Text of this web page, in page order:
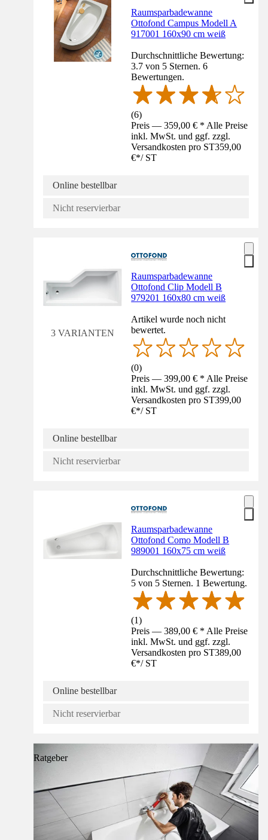
Raumsparbadewanne
Ottofond Campus Modell A
917001 160x90 cm weiß
Durchschnittliche Bewertung:
3.7 von 5 Sternen. 6
Bewertungen.
(6)
Preis — 359,00 € * Alle Preise
inkl. MwSt. und ggf. zzgl.
Versandkosten pro ST359,00
€*/ ST
Online bestellbar
Nicht reservierbar
3 VARIANTEN
Raumsparbadewanne
Ottofond Clip Modell B
979201 160x80 cm weiß
Artikel wurde noch nicht
bewertet.
(0)
Preis — 399,00 € * Alle Preise
inkl. MwSt. und ggf. zzgl.
Versandkosten pro ST399,00
€*/ ST
Online bestellbar
Nicht reservierbar
Raumsparbadewanne
Ottofond Como Modell B
989001 160x75 cm weiß
Durchschnittliche Bewertung:
5 von 5 Sternen. 1 Bewertung.
(1)
Preis — 389,00 € * Alle Preise
inkl. MwSt. und ggf. zzgl.
Versandkosten pro ST389,00
€*/ ST
Online bestellbar
Nicht reservierbar
Ratgeber